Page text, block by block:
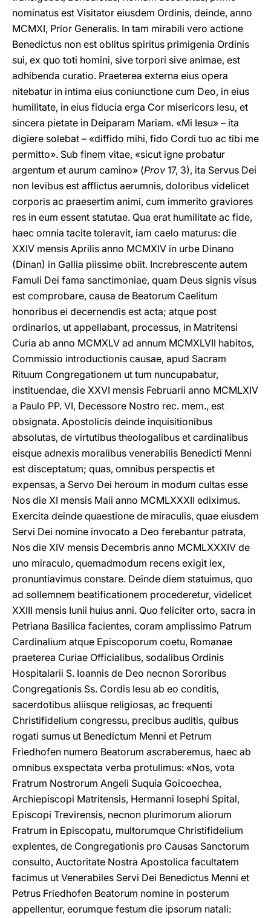
nominatus est Visitator eiusdem Ordinis, deinde, anno
MCMXI, Prior Generalis. In tam mirabili vero actiοne
Benedictus non est oblitus spiritus primigenia Ordinis
sui, ex quo toti homini, sive torpori sive animae, est
adhibenda curatiο. Praeterea externa eius opera
nitebatur in intima eius coniunctione cum Deo, in eius
humilitate, in eius fiducia erga Cor misericors Iesu, et
sincera pietate in Deiparam Mariam. «Mi Iesu» – ita
digiere solebat – «diffido mihi, fido Cordi tuo ac tibi me
permitto». Sub finem vitae, «sicut igne probatur
argentum et aurum camino» (Prov 17, 3), ita Servus Dei
non levibus est afflictus aerumnis, doloribus videlicet
corporis ac praesertim animi, cum immerito graviores
res in eum essent statutae. Qua erat humilitate ac fide,
haec omnia tacite toleravit, iam caelo maturus: die
XXIV mensis Aprilis anno MCMXIV in urbe Dinano
(Dinan) in Gallia piissime obiit. Increbrescente autem
Famuli Dei fama sanctimoniae, quam Deus signis visus
est comprobare, causa de Beatorum Caelitum
honoribus ei decernendis est acta; atque post
ordinarios, ut appellabant, processus, in Matritensi
Curia ab anno MCMXLV ad annum MCMXLVII habitos,
Commissio introductionis causae, apud Sacram
Rituum Congregationem ut tum nuncupabatur,
instituendae, die XXVI mensis Februarii anno MCMLXIV
a Paulo PP. VI, Decessore Nostro rec. mem., est
obsignata. Apostolicis deinde inquisitionibus
absolutas, de virtutibus theologalibus et cardinalibus
eisque adnexis moralibus venerabilis Benedicti Menni
est disceptatum; quas, omnibus perspectis et
expensas, a Servo Dei heroum in modum cultas esse
Nos die XI mensis Maii anno MCMLXXXII ediximus.
Exercita deinde quaestione de miraculis, quae eiusdem
Servi Dei nomine invocato a Deo ferebantur patrata,
Nos die XIV mensis Decembris anno MCMLXXXIV de
uno miraculo, quemadmodum recens exigit lex,
pronuntiavimus constare. Deinde diem statuimus, quo
ad sollemnem beatificationem procederetur, videlicet
XXIII mensis Iunii huius anni. Quo feliciter orto, sacra in
Petriana Basilica facientes, coram amplissimo Patrum
Cardinalium atque Episcoporum coetu, Romanae
praeterea Curiae Officialibus, sodalibus Ordinis
Hospitalarii S. Ioannis de Deo necnon Sororibus
Congregationis Ss. Cordis Iesu ab eo conditis,
sacerdotibus aliisque religiosas, ac frequenti
Christifidelium congressu, precibus auditis, quibus
rogati sumus ut Benedictum Menni et Petrum
Friedhofen numero Beatorum ascraberemus, haec ab
omnibus exspectata verba protulimus: «Nos, vota
Fratrum Nostrorum Angeli Suquia Goicoechea,
Archiepiscopi Matritensis, Hermanni Iosephi Spital,
Episcopi Trevirensis, necnon plurimorum aliorum
Fratrum in Episcopatu, multorumque Christifidelium
explentes, de Congregationis pro Causas Sanctorum
consulto, Auctoritate Nostra Apostolica facultatem
facimus ut Venerabiles Servi Dei Benedictus Menni et
Petrus Friedhofen Beatorum nomine in posterum
appellentur, eorumque festum die ipsorum natali: